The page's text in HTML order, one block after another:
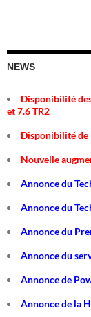
NEWS
Disponibilité
et 7.6 TR2
Disponibilité de
Nouvelle
Annonce du
Annonce du
Annonce du
Annonce du
Annonce de
Annonce de la